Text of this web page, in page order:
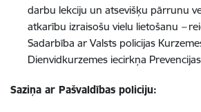
darbu lekciju un atsevišķu pārrunu
atkarību izraisošu vielu lietošanu –
Sadarbība ar Valsts policijas
Dienvidkurzemes iecirkņa
Saziņa ar Pašvaldības policiju: